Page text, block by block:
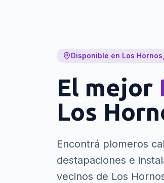
Disponible en Los
El mejor
Los
Encontrá plomeros
destapaciones e
vecinos de Los